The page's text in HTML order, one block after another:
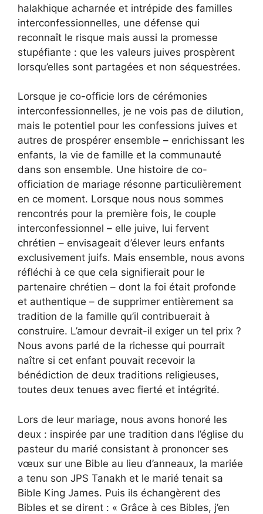
halakhique acharnée et intrépide des familles
interconfessionnelles, une défense qui
reconnaît le risque mais aussi la promesse
stupéfiante : que les valeurs juives prospèrent
lorsqu’elles sont partagées et non séquestrées.
Lorsque je co-officie lors de cérémonies
interconfessionnelles, je ne vois pas de dilution,
mais le potentiel pour les confessions juives et
autres de prospérer ensemble – enrichissant les
enfants, la vie de famille et la communauté
dans son ensemble. Une histoire de co-
officiation de mariage résonne particulièrement
en ce moment. Lorsque nous nous sommes
rencontrés pour la première fois, le couple
interconfessionnel – elle juive, lui fervent
chrétien – envisageait d’élever leurs enfants
exclusivement juifs. Mais ensemble, nous avons
réfléchi à ce que cela signifierait pour le
partenaire chrétien – dont la foi était profonde
et authentique – de supprimer entièrement sa
tradition de la famille qu’il contribuerait à
construire. L’amour devrait-il exiger un tel prix ?
Nous avons parlé de la richesse qui pourrait
naître si cet enfant pouvait recevoir la
bénédiction de deux traditions religieuses,
toutes deux tenues avec fierté et intégrité.
Lors de leur mariage, nous avons honoré les
deux : inspirée par une tradition dans l’église du
pasteur du marié consistant à prononcer ses
vœux sur une Bible au lieu d’anneaux, la mariée
a tenu son JPS Tanakh et le marié tenait sa
Bible King James. Puis ils échangèrent des
Bibles et se dirent : « Grâce à ces Bibles, j’en